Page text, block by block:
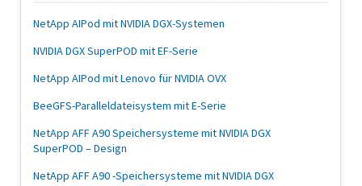
NetApp AIPod mit NVIDIA DGX-Systemen
NVIDIA DGX SuperPOD mit EF-Serie
NetApp AIPod mit Lenovo für NVIDIA OVX
BeeGFS-Paralleldateisystem mit E-Serie
NetApp AFF A90 Speichersysteme mit NVIDIA DGX
SuperPOD – Design
NetApp AFF A90 -Speichersysteme mit NVIDIA DGX